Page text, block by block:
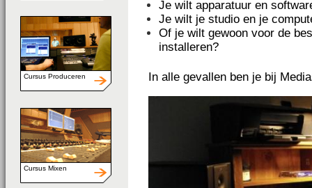
Cursus Produceren
Cursus Mixen
Je wilt apparatuur en
Je wilt je studio en je
Of je wilt gewoon voor de
installeren?
In alle gevallen ben je bij